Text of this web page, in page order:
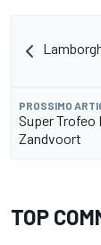
PROSSIMO
Super
Zandvoort
TOP